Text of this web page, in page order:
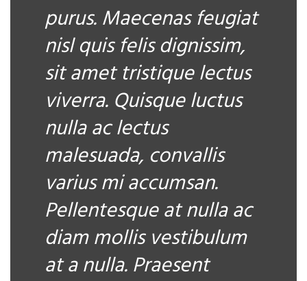
purus. Maecenas feugiat
nisl quis felis dignissim,
sit amet tristique lectus
viverra. Quisque luctus
nulla ac lectus
malesuada, convallis
varius mi accumsan.
Pellentesque at nulla ac
diam mollis vestibulum
at a nulla. Praesent